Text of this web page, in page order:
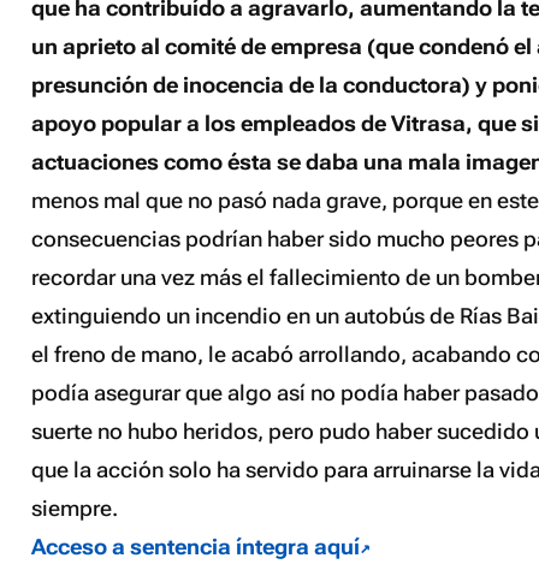
que ha contribuído a agravarlo, aumentando la
un aprieto al comité de empresa (que condenó
presunción de inocencia de la conductora) y
apoyo popular a los empleados de Vitrasa, que
actuaciones como ésta se daba una mala
menos mal que no pasó nada grave, porque en
consecuencias podrían haber sido mucho peores
recordar una vez más el fallecimiento de un
extinguiendo un incendio en un autobús de Rías
el freno de mano, le acabó arrollando, acabando
podía asegurar que algo así no podía haber
suerte no hubo heridos, pero pudo haber sucedido
que la acción solo ha servido para arruinarse la
siempre.
Acceso a sentencia íntegra aquí